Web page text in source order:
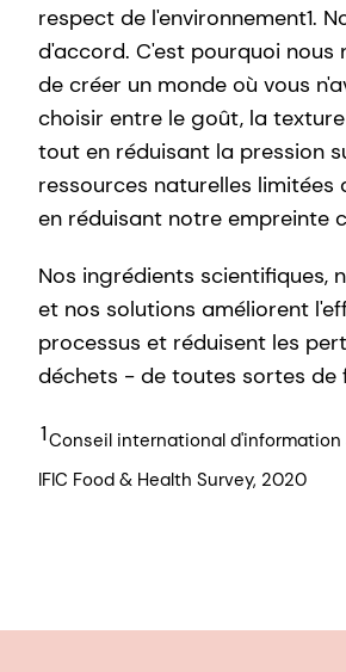
respect de l'environnement1.
d'accord. C'est pourquoi nous
de créer un monde où vous
choisir entre le goût, la
tout en réduisant la pression
ressources naturelles limitées
en réduisant notre empreinte
Nos ingrédients scientifiques,
et nos solutions améliorent
processus et réduisent les
déchets - de toutes sortes de
1Conseil international d'information
IFIC Food & Health Survey, 2020